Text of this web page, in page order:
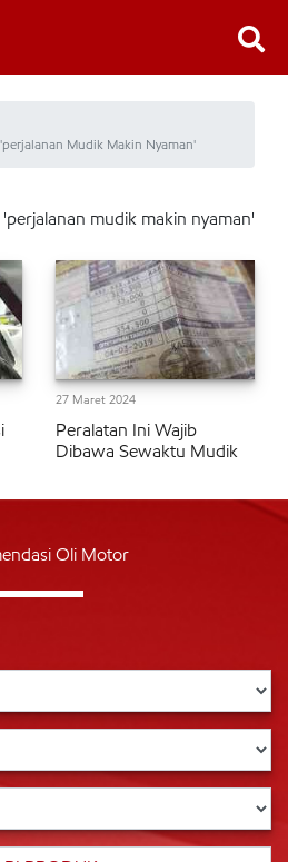
Mudik Makin Nyaman'
mudik makin nyaman'
27 Maret 2024
Peralatan Ini Wajib
Dibawa Sewaktu Mudik
Oli Motor